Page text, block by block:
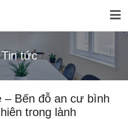
Tin tức
– Bến đỗ an cư bình
trong lành